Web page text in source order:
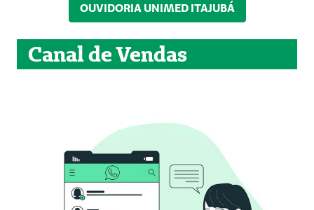
OUVIDORIA UNIMED ITAJUBÁ
Canal de Vendas